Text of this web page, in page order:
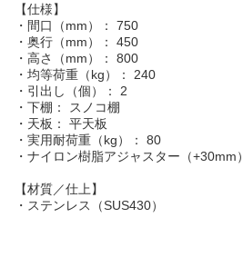
【仕様】
・間口（mm）： 750
・奥行（mm）： 450
・高さ（mm）： 800
・均等荷重（kg）： 240
・引出し（個）： 2
・下棚： スノコ棚
・天板： 平天板
・実用耐荷重（kg）： 80
・ナイロン樹脂アジャスター（+30mm）
【材質／仕上】
・ステンレス（SUS430）